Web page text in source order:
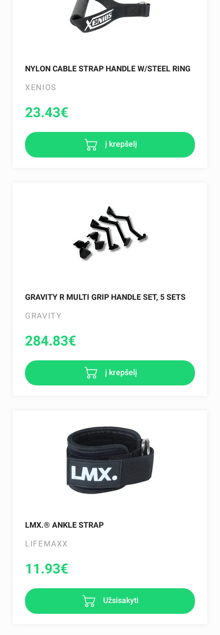
NYLON CABLE STRAP HANDLE W/STEEL RING
XENIOS
23.43€
į krepšelį
GRAVITY R MULTI GRIP HANDLE SET, 5 SETS
GRAVITY
284.83€
į krepšelį
LMX.® ANKLE STRAP
LIFEMAXX
11.93€
Užsisakyti